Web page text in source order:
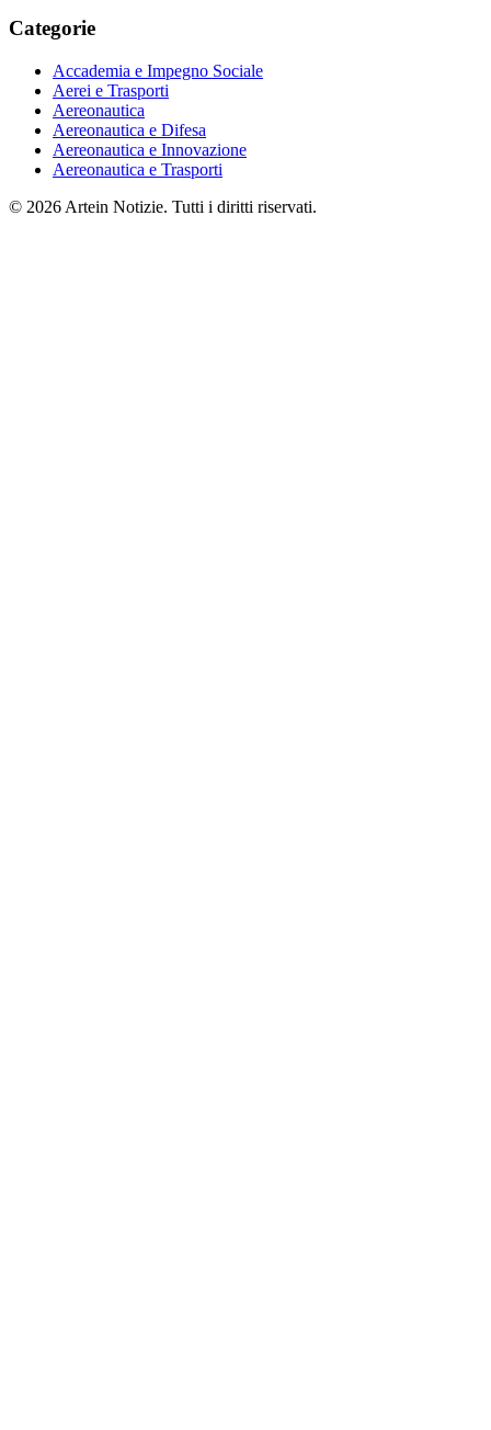
Categorie
Accademia e Impegno Sociale
Aerei e Trasporti
Aereonautica
Aereonautica e Difesa
Aereonautica e Innovazione
Aereonautica e Trasporti
© 2026 Artein Notizie. Tutti i diritti riservati.